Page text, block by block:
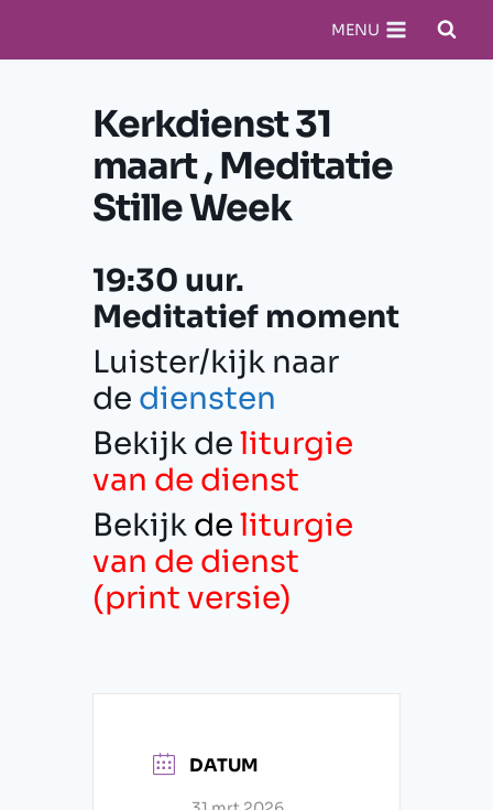
inhoud
MENU
Kerkdienst 31
maart , Meditatie
Stille Week
19:30 uur.
Meditatief moment
Luister/kijk naar
de diensten
Bekijk de liturgie
van de dienst
Bekijk de liturgie
van de dienst
(print versie)
DATUM